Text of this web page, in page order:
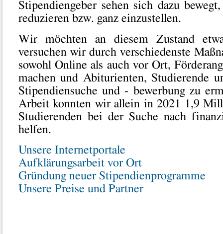
Stipendiengeber sehen sich dazu
reduzieren bzw. ganz einzustellen.
Wir möchten an diesem Zustand
versuchen wir durch verschiedenste
sowohl Online als auch vor Ort,
machen und Abiturienten, Studierende
Stipendiensuche und - bewerbung zu
Arbeit konnten wir allein in 2021 1,9
Studierenden bei der Suche nach
helfen.
Unsere Internetportale
Aufklärungsarbeit vor Ort
Gründung neuer Stipendienprogramme
Unsere Preise und Partner